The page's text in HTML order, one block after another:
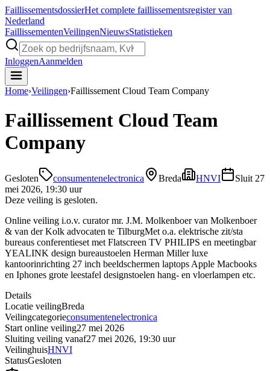
FaillissementsdossierHet complete faillissementsregister van
Nederland
FaillissementenVeilingenNieuwsStatistieken
InloggenAanmelden
Home›Veilingen›Faillissement Cloud Team Company
Faillissement Cloud Team
Company
Gesloten consumentenelectronica Breda HNVI Sluit 27
mei 2026, 19:30 uur
Deze veiling is gesloten.
Online veiling i.o.v. curator mr. J.M. Molkenboer van Molkenboer
& van der Kolk advocaten te TilburgMet o.a. elektrische zit/sta
bureaus conferentieset met Flatscreen TV PHILIPS en meetingbar
YEALINK design bureaustoelen Herman Miller luxe
kantoorinrichting 27 inch beeldschermen laptops Apple Macbooks
en Iphones grote leestafel designstoelen hang- en vloerlampen etc.
Details
Locatie veilingBreda
Veilingcategorieconsumentenelectronica
Start online veiling27 mei 2026
Sluiting veiling vanaf27 mei 2026, 19:30 uur
VeilinghuisHNVI
StatusGesloten